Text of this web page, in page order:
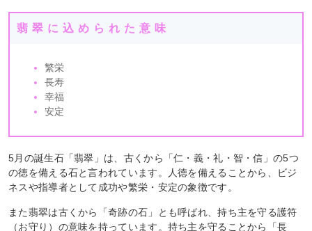
翡翠に込められた意味
繁栄
長寿
幸福
安定
5月の誕生石「翡翠」は、古くから「仁・義・礼・智・信」の5つ
の徳を備える石と言われています。人徳を備えることから、ビジ
ネスや指導者として成功や繁栄・安定の象徴です。
また翡翠は古くから「奇跡の石」とも呼ばれ、持ち主を守る護符
（お守り）の意味を持っています。持ち主を守ることから「長